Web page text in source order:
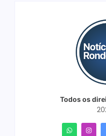
Todos os